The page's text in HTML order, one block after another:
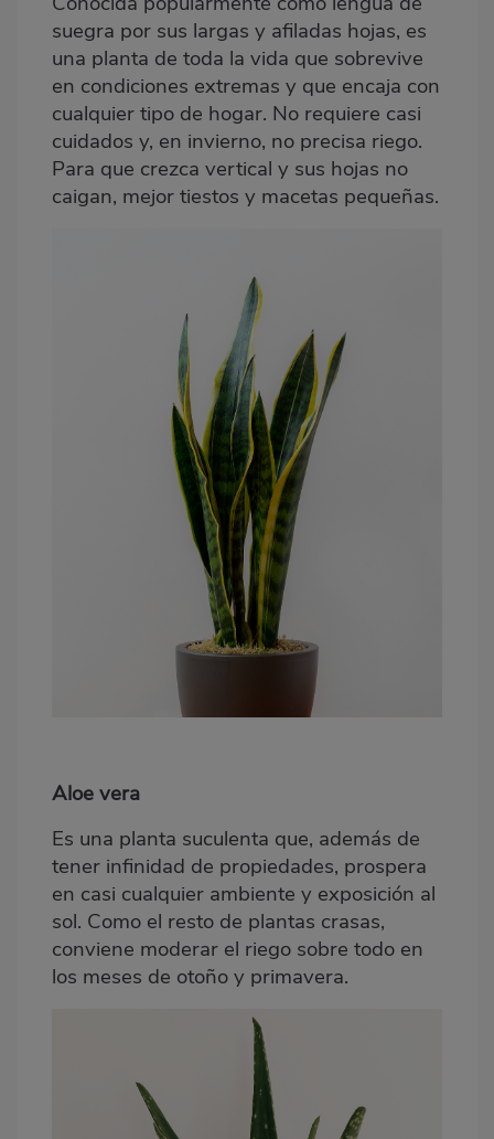
suegra por sus largas y afiladas hojas, es
una planta de toda la vida que sobrevive
en condiciones extremas y que encaja con
cualquier tipo de hogar. No requiere casi
cuidados y, en invierno, no precisa riego.
Para que crezca vertical y sus hojas no
caigan, mejor tiestos y macetas pequeñas.
Aloe vera
Es una planta suculenta que, además de
tener infinidad de propiedades, prospera
en casi cualquier ambiente y exposición al
sol. Como el resto de plantas crasas,
conviene moderar el riego sobre todo en
los meses de otoño y primavera.